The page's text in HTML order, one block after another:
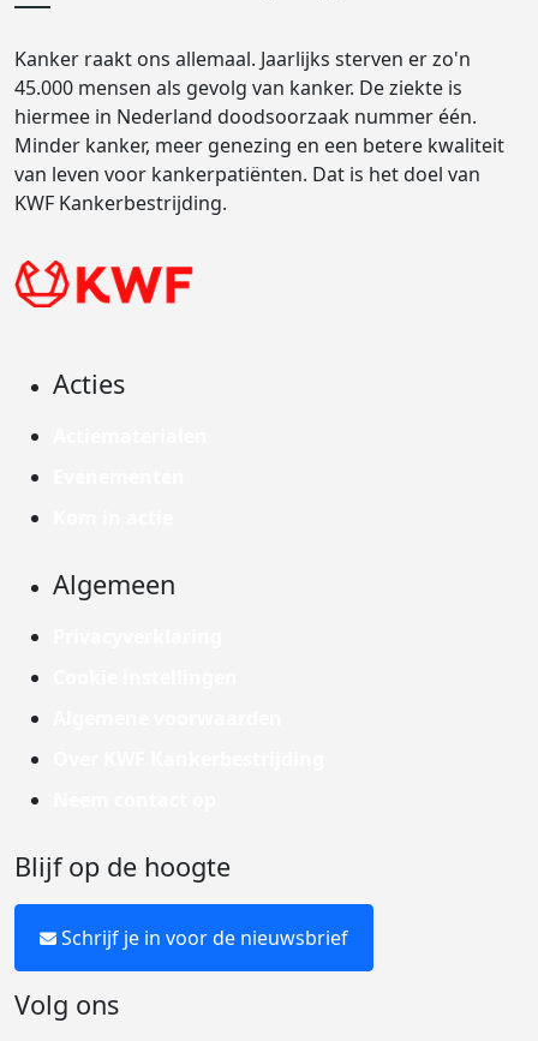
Kanker raakt ons allemaal. Jaarlijks sterven er zo'n
45.000 mensen als gevolg van kanker. De ziekte is
hiermee in Nederland doodsoorzaak nummer één.
Minder kanker, meer genezing en een betere kwaliteit
van leven voor kankerpatiënten. Dat is het doel van
KWF Kankerbestrijding.
Acties
Algemeen
Blijf op de hoogte
Schrijf je in voor de nieuwsbrief
Volg ons